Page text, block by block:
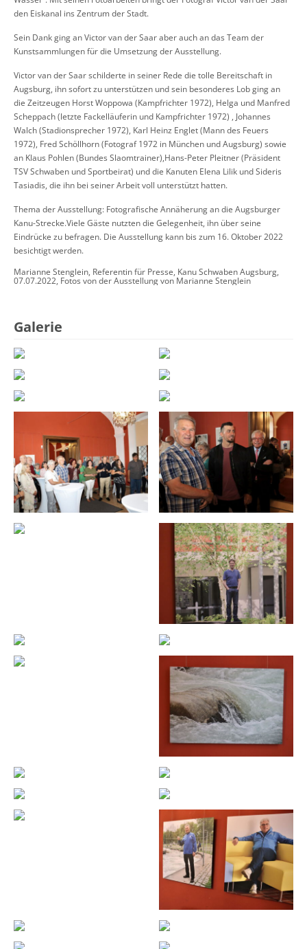
den Eiskanal ins Zentrum der Stadt.
Sein Dank ging an Victor van der Saar aber auch an das Team der
Kunstsammlungen für die Umsetzung der Ausstellung.
Victor van der Saar schilderte in seiner Rede die tolle Bereitschaft in
Augsburg, ihn sofort zu unterstützen und sein besonderes Lob ging an
die Zeitzeugen Horst Woppowa (Kampfrichter 1972), Helga und Manfred
Scheppach (letzte Fackelläuferin und Kampfrichter 1972) , Johannes
Walch (Stadionsprecher 1972), Karl Heinz Englet (Mann des Feuers
1972), Fred Schöllhorn (Fotograf 1972 in München und Augsburg) sowie
an Klaus Pohlen(Bundes Slaomtrainer),Hans-Peter Pleitner(Präsident
TSV Schwaben und Sportbeirat) und die Kanuten Elena Lilik und Sideris
Tasiadis, die ihn bei seiner Arbeit voll unterstützt hatten.
Thema der Ausstellung: Fotografische Annäherung an die Augsburger
Kanu-Strecke.Viele Gäste nutzten die Gelegenheit, ihn über seine
Eindrücke zu befragen. Die Ausstellung kann bis zum 16. Oktober 2022
besichtigt werden.
Marianne Stenglein, Referentin für Presse, Kanu Schwaben Augsburg,
07.07.2022, Fotos von der Ausstellung von Marianne Stenglein
Galerie